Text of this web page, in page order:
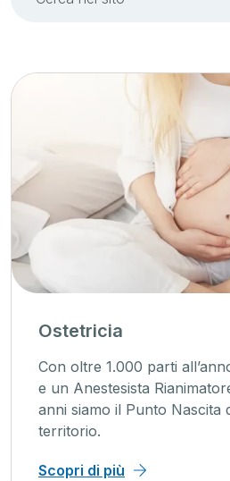
Ostetricia
Con oltre 1.000 parti
e un Anestesista
anni siamo il Punto Nascita
territorio.
Scopri di più